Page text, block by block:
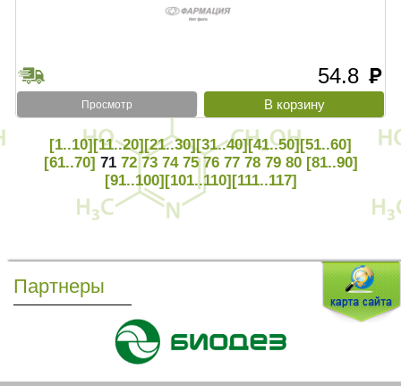
54.8 руб
Просмотр
[1..10][11..20] [21..30][31..40][41..50][51..60]
[61..70] 71 72 73 74 75 76 77 78 79 80 [81..90]
[91..100] [101..110] [111..117]
Партнеры